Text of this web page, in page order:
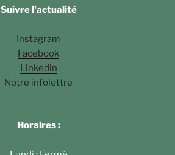
Suivre l'actualité
Instagram
Facebook
Linkedin
Notre infolettre
Horaires :